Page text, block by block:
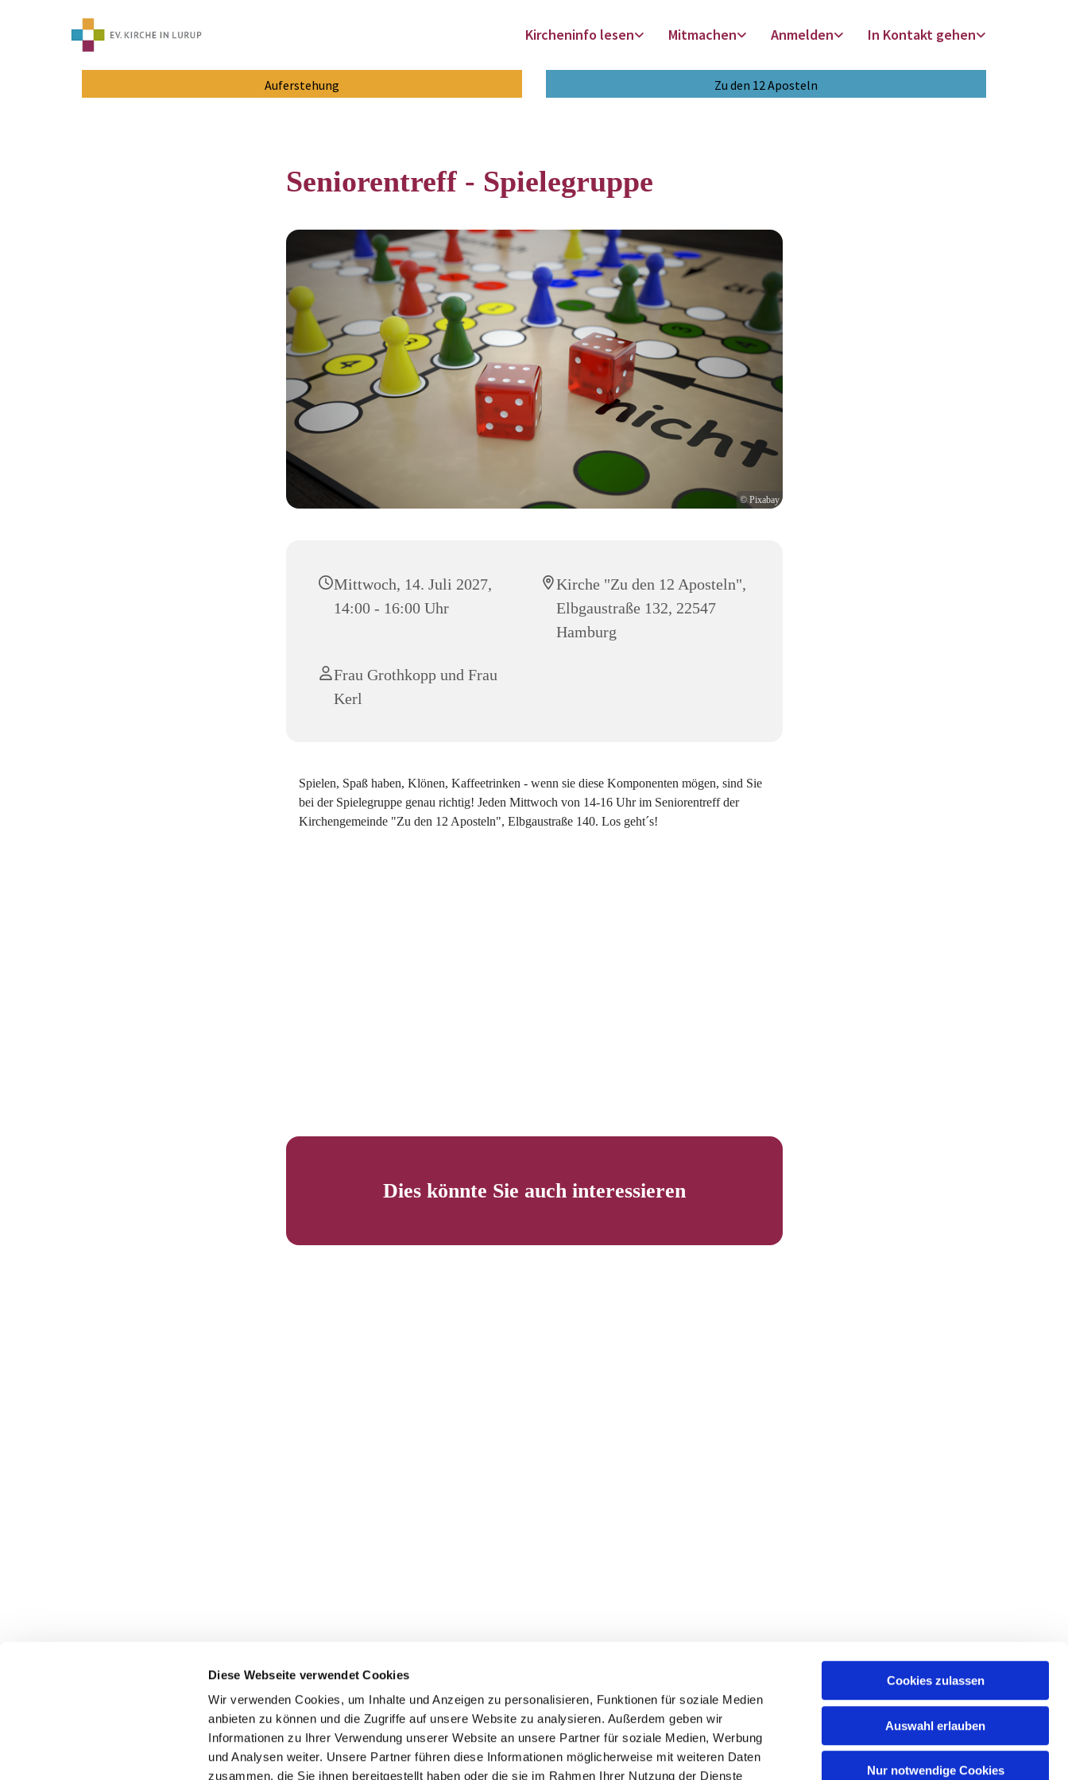
Diese Webseite verwendet Cookies
Wir verwenden Cookies, um Inhalte und Anzeigen zu personalisieren, Funktionen für soziale Medien
anbieten zu können und die Zugriffe auf unsere Website zu analysieren. Außerdem geben wir
Informationen zu Ihrer Verwendung unserer Website an unsere Partner für soziale Medien, Werbung
und Analysen weiter. Unsere Partner führen diese Informationen möglicherweise mit weiteren Daten
zusammen, die Sie ihnen bereitgestellt haben oder die sie im Rahmen Ihrer Nutzung der Dienste
Cookies zulassen
Auswahl erlauben
Nur notwendige Cookies
Kircheninfo lesen Mitmachen Anmelden In Kontakt gehen
Auferstehung Zu den 12 Aposteln
Seniorentreff - Spielegruppe
© Pixabay
Mittwoch, 14. Juli 2027,
14:00 - 16:00 Uhr
Kirche "Zu den 12 Aposteln",
Elbgaustraße 132, 22547
Hamburg
Frau Grothkopp und Frau
Kerl
Spielen, Spaß haben, Klönen, Kaffeetrinken - wenn sie diese Komponenten mögen, sind Sie
bei der Spielegruppe genau richtig! Jeden Mittwoch von 14-16 Uhr im Seniorentreff der
Kirchengemeinde "Zu den 12 Aposteln", Elbgaustraße 140. Los geht´s!
Dies könnte Sie auch interessieren